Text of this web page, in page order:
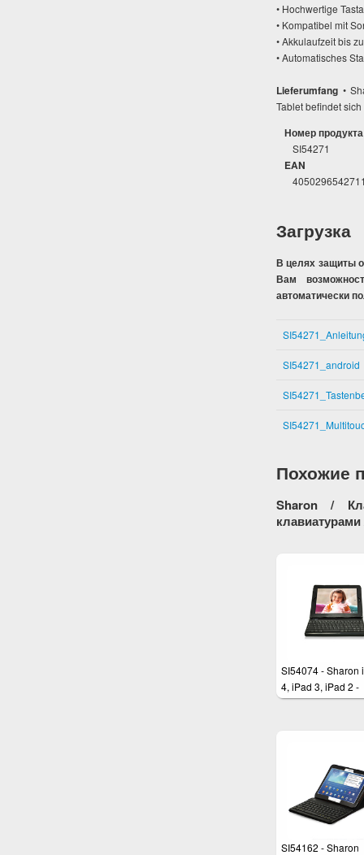
• Hochwertige
• Kompatibel mit
• Akkulaufzeit bis
• Automatisches
Lieferumfang •
Tablet befindet
Номер продукта
SI54271
EAN
Загрузка
В целях защиты
Вам
автоматически
SI54271_android
Похожие
Sharon /
SI54074 - Sharon
4, iPad 3, iPad 2 -
ExtraSlim Tastatur
SI54162 - Sharon